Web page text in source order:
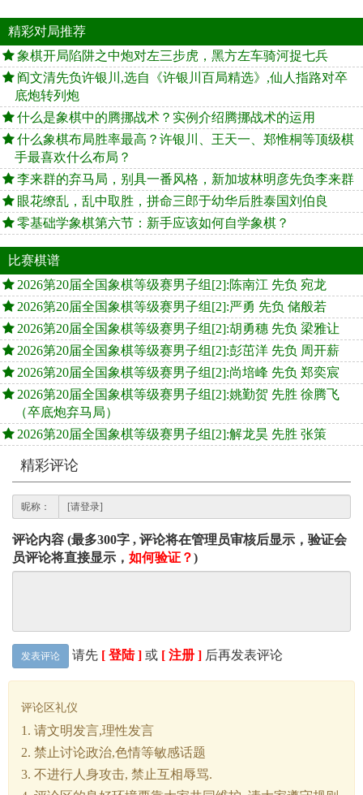
精彩对局推荐
象棋开局陷阱之中炮对左三步虎，黑方左车骑河捉七兵
阎文清先负许银川,选自《许银川百局精选》,仙人指路对卒
底炮转列炮
什么是象棋中的腾挪战术？实例介绍腾挪战术的运用
什么象棋布局胜率最高？许银川、王天一、郑惟桐等顶级棋
手最喜欢什么布局？
李来群的弃马局，别具一番风格，新加坡林明彦先负李来群
眼花缭乱，乱中取胜，拼命三郎于幼华后胜泰国刘伯良
零基础学象棋第六节：新手应该如何自学象棋？
比赛棋谱
2026第20届全国象棋等级赛男子组[2]:陈南江 先负 宛龙
2026第20届全国象棋等级赛男子组[2]:严勇 先负 储般若
2026第20届全国象棋等级赛男子组[2]:胡勇穗 先负 梁雅让
2026第20届全国象棋等级赛男子组[2]:彭茁洋 先负 周开薪
2026第20届全国象棋等级赛男子组[2]:尚培峰 先负 郑奕宸
2026第20届全国象棋等级赛男子组[2]:姚勤贺 先胜 徐腾飞
（卒底炮弃马局）
2026第20届全国象棋等级赛男子组[2]:解龙昊 先胜 张策
精彩评论
昵称：
评论内容 (最多300字 , 评论将在管理员审核后显示，验证会
员评论将直接显示， 如何验证？)
发表评论 请先 [ 登陆 ] 或 [ 注册 ] 后再发表评论
评论区礼仪
1. 请文明发言,理性发言
2. 禁止讨论政治,色情等敏感话题
3. 不进行人身攻击, 禁止互相辱骂.